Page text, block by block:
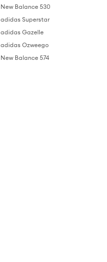
New Balance 530
adidas Superstar
adidas Gazelle
adidas Ozweego
New Balance 574